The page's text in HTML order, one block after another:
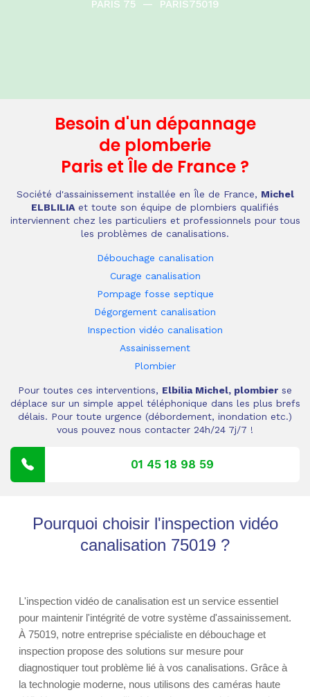
PARIS 75
— PARIS75019
Besoin d'un dépannage
de plomberie
Paris et Île de France ?
Société d'assainissement installée en Île de France, Michel
ELBLILIA et toute son équipe de plombiers qualifiés
interviennent chez les particuliers et professionnels pour tous
les problèmes de canalisations.
Débouchage canalisation
Curage canalisation
Pompage fosse septique
Dégorgement canalisation
Inspection vidéo canalisation
Assainissement
Plombier
Pour toutes ces interventions, Elbilia Michel, plombier se
déplace sur un simple appel téléphonique dans les plus brefs
délais. Pour toute urgence (débordement, inondation etc.)
vous pouvez nous contacter 24h/24 7j/7 !
01 45 18 98 59
Pourquoi choisir l'inspection vidéo
canalisation 75019 ?
L'inspection vidéo de canalisation est un service essentiel
pour maintenir l'intégrité de votre système d'assainissement.
À 75019, notre entreprise spécialiste en débouchage et
inspection propose des solutions sur mesure pour
diagnostiquer tout problème lié à vos canalisations. Grâce à
la technologie moderne, nous utilisons des caméras haute